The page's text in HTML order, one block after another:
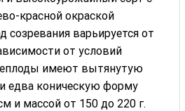
красной окраской
созревания варьируется от
от условий
имеют вытянутую
едва коническую форму
и массой от 150 до 220 г.